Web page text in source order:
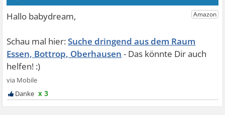
Suche dringend aus dem Raum
Essen, Bottrop, Oberhausen
x 3